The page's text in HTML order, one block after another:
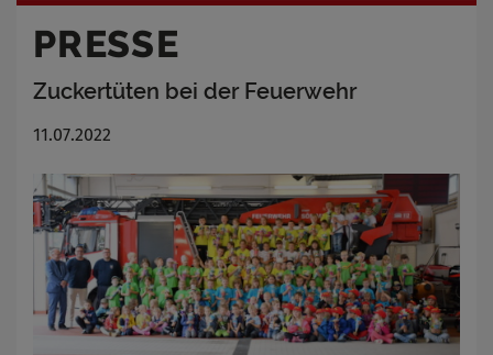
PRESSE
Zuckertüten bei der Feuerwehr
11.07.2022